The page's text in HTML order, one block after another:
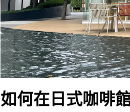
如何在日式咖啡